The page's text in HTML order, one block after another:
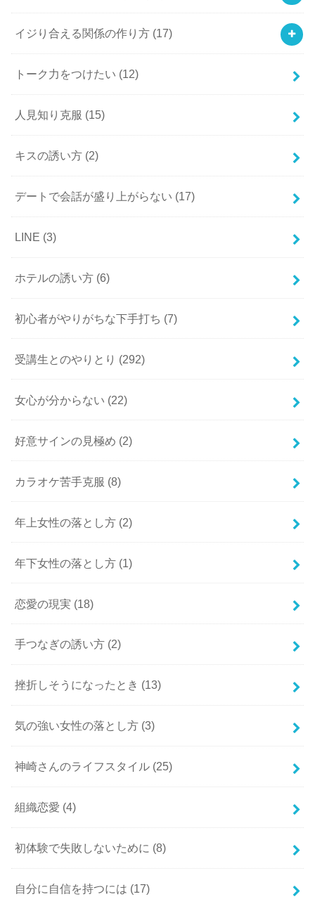
イジり合える関係の作り方 (17)
トーク力をつけたい (12)
人見知り克服 (15)
キスの誘い方 (2)
デートで会話が盛り上がらない (17)
LINE (3)
ホテルの誘い方 (6)
初心者がやりがちな下手打ち (7)
受講生とのやりとり (292)
女心が分からない (22)
好意サインの見極め (2)
カラオケ苦手克服 (8)
年上女性の落とし方 (2)
年下女性の落とし方 (1)
恋愛の現実 (18)
手つなぎの誘い方 (2)
挫折しそうになったとき (13)
気の強い女性の落とし方 (3)
神崎さんのライフスタイル (25)
組織恋愛 (4)
初体験で失敗しないために (8)
自分に自信を持つには (17)